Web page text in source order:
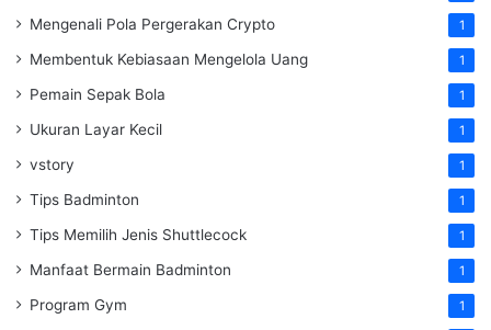
Mengenali Pola Pergerakan Crypto 1
Membentuk Kebiasaan Mengelola Uang 1
Pemain Sepak Bola 1
Ukuran Layar Kecil 1
vstory 1
Tips Badminton 1
Tips Memilih Jenis Shuttlecock 1
Manfaat Bermain Badminton 1
Program Gym 1